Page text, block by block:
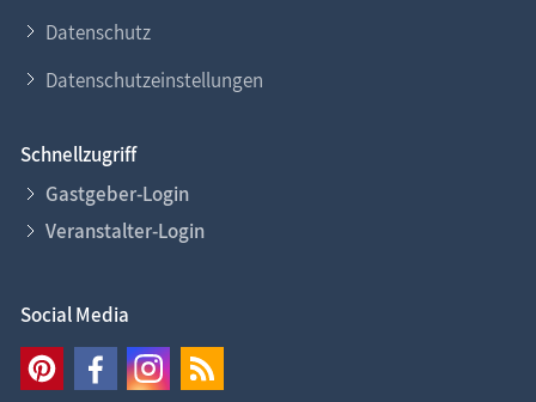
Datenschutz
Datenschutzeinstellungen
Schnellzugriff
Gastgeber-Login
Veranstalter-Login
Social Media